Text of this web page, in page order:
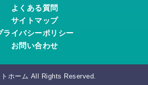
よくある質問
サイトマップ
ライバシーポリシー
お問い合わせ
ホーム All Rights Reserved.